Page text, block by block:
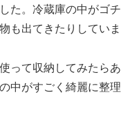
た。冷蔵庫の中がゴ
も出てきたりしていま
って収納してみたら
中がすごく綺麗に整理